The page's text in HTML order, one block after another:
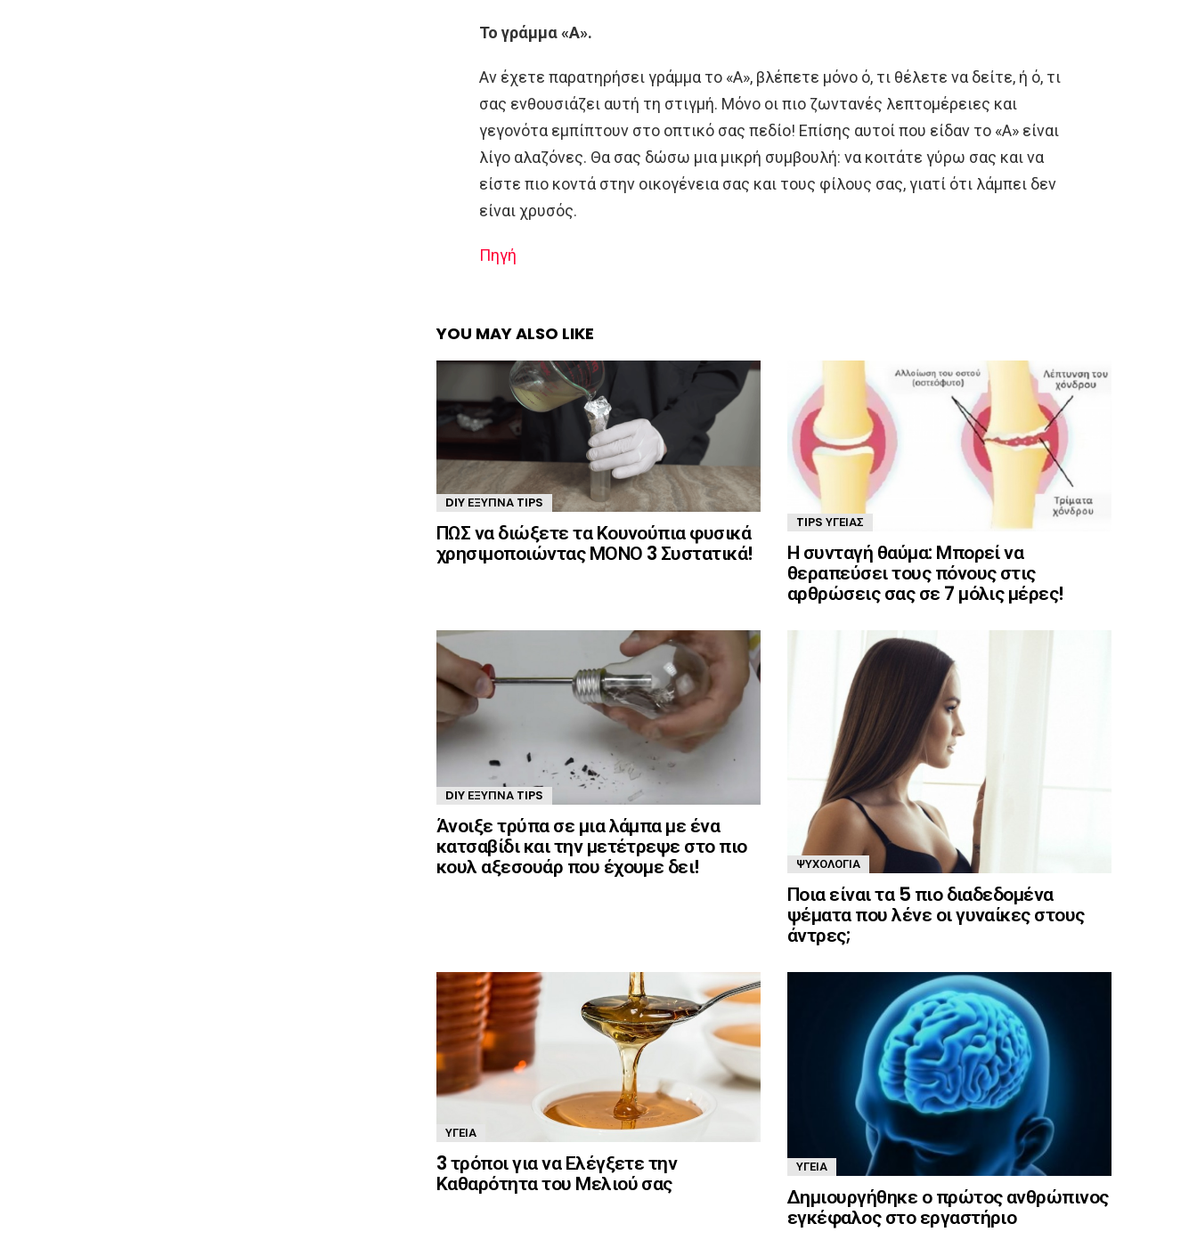
Το γράμμα «Α».
Αν έχετε παρατηρήσει γράμμα το «Α», βλέπετε μόνο ό, τι θέλετε να δείτε, ή ό, τι
σας ενθουσιάζει αυτή τη στιγμή. Μόνο οι πιο ζωντανές λεπτομέρειες και
γεγονότα εμπίπτουν στο οπτικό σας πεδίο! Επίσης αυτοί που είδαν το «Α» είναι
λίγο αλαζόνες. Θα σας δώσω μια μικρή συμβουλή: να κοιτάτε γύρω σας και να
είστε πιο κοντά στην οικογένεια σας και τους φίλους σας, γιατί ότι λάμπει δεν
είναι χρυσός.
Πηγή
YOU MAY ALSO LIKE
DIY ΈΞΥΠΝΑ TIPS
ΠΩΣ να διώξετε τα Κουνούπια φυσικά
χρησιμοποιώντας ΜΟΝΟ 3 Συστατικά!
TIPS ΥΓΕΊΑΣ
Η συνταγή θαύμα: Μπορεί να
θεραπεύσει τους πόνους στις
αρθρώσεις σας σε 7 μόλις μέρες!
DIY ΈΞΥΠΝΑ TIPS
Άνοιξε τρύπα σε μια λάμπα με ένα
κατσαβίδι και την μετέτρεψε στο πιο
κουλ αξεσουάρ που έχουμε δει! ΨΥΧΟΛΟΓΊΑ
Ποια είναι τα 5 πιο διαδεδομένα
ψέματα που λένε οι γυναίκες στους
άντρες;
ΥΓΕΊΑ
3 τρόποι για να Ελέγξετε την
Καθαρότητα του Μελιού σας
ΥΓΕΊΑ
Δημιουργήθηκε ο πρώτος ανθρώπινος
εγκέφαλος στο εργαστήριο